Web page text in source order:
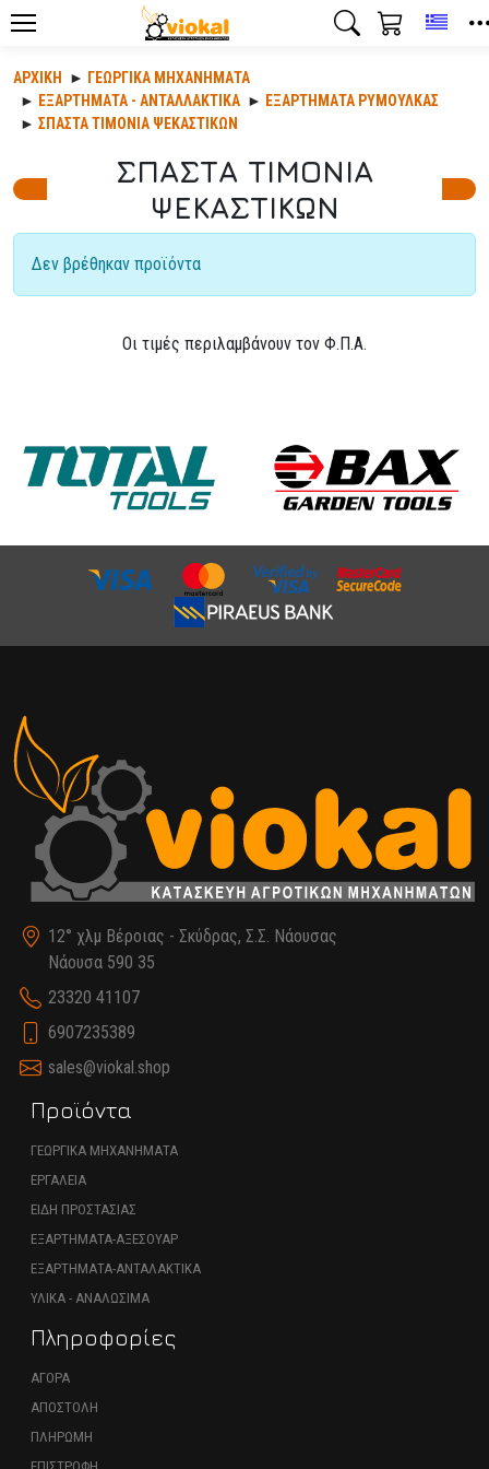
ΑΡΧΙΚΉ
ΓΕΩΡΓΙΚΆ ΜΗΧΑΝΉΜΑΤΑ
ΕΞΑΡΤΉΜΑΤΑ - ΑΝΤΑΛΛΑΚΤΙΚΆ
ΕΞΑΡΤΗΜΑΤΑ ΡΥΜΟΥΛΚΑΣ
ΣΠΑΣΤΑ ΤΙΜΟΝΙΑ ΨΕΚΑΣΤΙΚΩΝ
ΣΠΑΣΤΑ ΤΙΜΟΝΙΑ
ΨΕΚΑΣΤΙΚΩΝ
Δεν βρέθηκαν προϊόντα
Οι τιμές περιλαμβάνουν τον Φ.Π.Α.
12° χλμ Βέροιας - Σκύδρας, Σ.Σ. Νάουσας
Νάουσα 590 35
23320 41107
6907235389
sales@viokal.shop
Προϊόντα
ΓΕΩΡΓΙΚΑ ΜΗΧΑΝΗΜΑΤΑ
ΕΡΓΑΛΕΙΑ
ΕΙΔΗ ΠΡΟΣΤΑΣΙΑΣ
ΕΞΑΡΤΗΜΑΤΑ-ΑΞΕΣΟΥΑΡ
ΕΞΑΡΤΗΜΑΤΑ-ΑΝΤΑΛΑΚΤΙΚΑ
ΥΛΙΚΑ - ΑΝΑΛΩΣΙΜΑ
Πληροφορίες
ΑΓΟΡΑ
ΑΠΟΣΤΟΛΗ
ΠΛΗΡΩΜΗ